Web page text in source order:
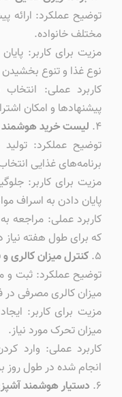
توضیح عملکرد: ارائه
مختلف خانواده.
مزیت برای کاربر:
نوع غذا و تنوع
کاربرد عملی:
پیشنهادها و امکان
۴. لیست خرید هوشمند
توضیح عملکرد:
برنامه‌های غذایی
مزیت برای کاربر:
پایان دادن به اسراف
کاربرد عملی: مراجعه
که برای طول هفته نیاز
۵. کنترل میزان کالری
توضیح عملکرد: ثبت و
میزان کالری مصرفی در
مزیت برای کاربر:
میزان تحرک مورد نیاز.
کاربرد عملی: وارد
انجام شده در طول روز
۶. دستیار هوشمند